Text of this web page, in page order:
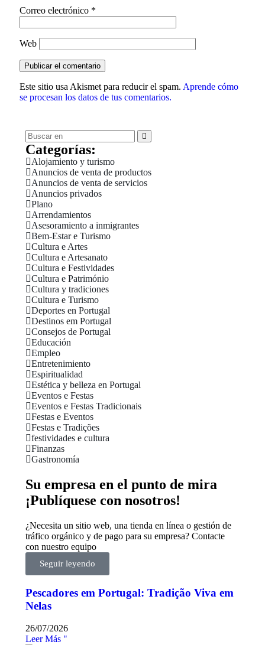
Correo electrónico *
Web
Este sitio usa Akismet para reducir el spam. Aprende cómo
se procesan los datos de tus comentarios.
Categorías:
Alojamiento y turismo
Anuncios de venta de productos
Anuncios de venta de servicios
Anuncios privados
Plano
Arrendamientos
Asesoramiento a inmigrantes
Bem-Estar e Turismo
Cultura e Artes
Cultura e Artesanato
Cultura e Festividades
Cultura e Património
Cultura y tradiciones
Cultura e Turismo
Deportes en Portugal
Destinos em Portugal
Consejos de Portugal
Educación
Empleo
Entretenimiento
Espiritualidad
Estética y belleza en Portugal
Eventos e Festas
Eventos e Festas Tradicionais
Festas e Eventos
Festas e Tradições
festividades e cultura
Finanzas
Gastronomía
Su empresa en el punto de mira
¡Publíquese con nosotros!
¿Necesita un sitio web, una tienda en línea o gestión de
tráfico orgánico y de pago para su empresa? Contacte
con nuestro equipo
Seguir leyendo
Pescadores em Portugal: Tradição Viva em
Nelas
26/07/2026
Leer Más "